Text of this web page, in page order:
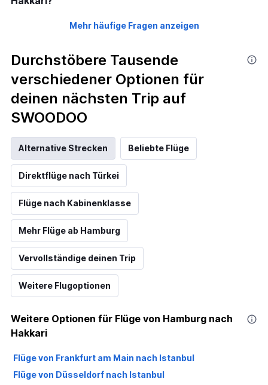
Mehr häufige Fragen anzeigen
Durchstöbere Tausende
verschiedener Optionen für
deinen nächsten Trip auf
SWOODOO
Alternative Strecken Beliebte Flüge
Direktflüge nach Türkei
Flüge nach Kabinenklasse
Mehr Flüge ab Hamburg
Vervollständige deinen Trip
Weitere Flugoptionen
Weitere Optionen für Flüge von Hamburg nach
Hakkari
Flüge von Frankfurt am Main nach Istanbul
Flüge von Düsseldorf nach Istanbul